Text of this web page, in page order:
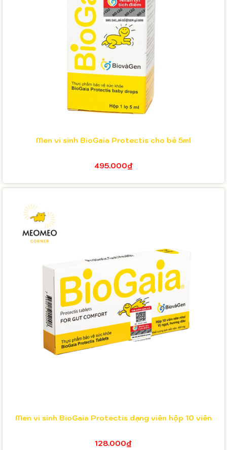
Men vi sinh BioGaia Protectis cho bé 5ml
495.000₫
Men vi sinh BioGaia Protectis dạng viên hộp 10 viên
128.000₫